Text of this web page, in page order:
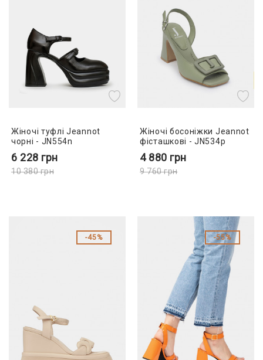
Жіночі туфлі Jeannot
чорні - JN554n
6 228 грн
10 380грн
Жіночі босоніжки Jeannot
фісташкові - JN534p
4 880 грн
9 760грн
45% 55%